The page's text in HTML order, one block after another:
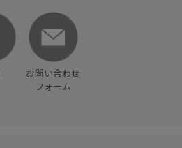
お問い合わせ
フォーム